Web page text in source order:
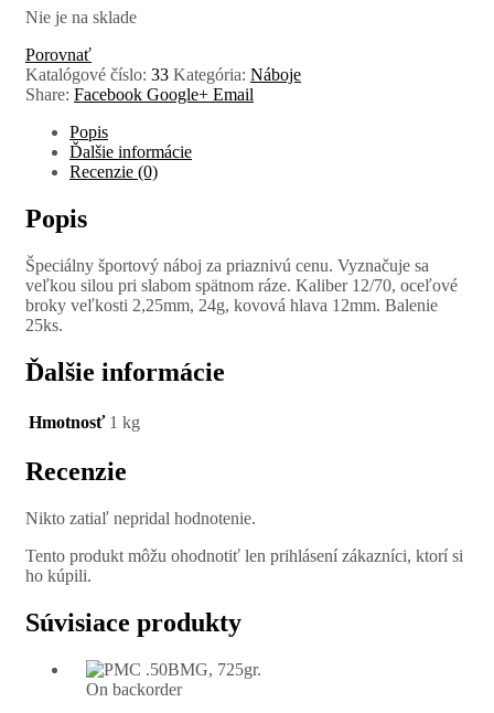
Nie je na sklade
Porovnať
Katalógové číslo: 33 Kategória: Náboje
Share: Facebook Google+ Email
Popis
Ďalšie informácie
Recenzie (0)
Popis
Špeciálny športový náboj za priaznivú cenu. Vyznačuje sa
veľkou silou pri slabom spätnom ráze. Kaliber 12/70, oceľové
broky veľkosti 2,25mm, 24g, kovová hlava 12mm. Balenie
25ks.
Ďalšie informácie
Hmotnosť 1 kg
Recenzie
Nikto zatiaľ nepridal hodnotenie.
Tento produkt môžu ohodnotiť len prihlásení zákazníci, ktorí si
ho kúpili.
Súvisiace produkty
On backorder